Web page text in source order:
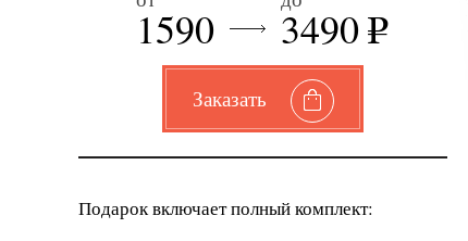
1590 3490 e
Заказать
Подарок включает полный комплект: